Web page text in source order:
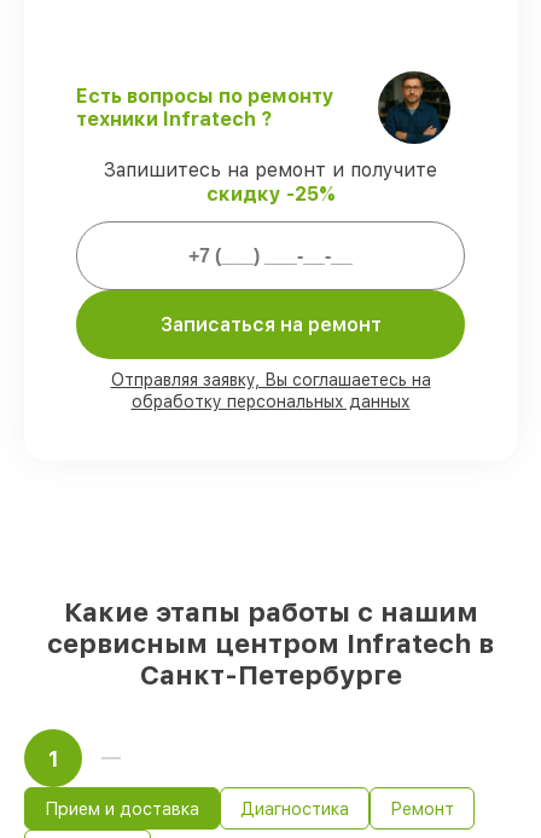
Официальная гарантия
– все работы и
запчасти защищены официальной
Мы гарантируем:
заказов выполняем в присутствии
клиента
деталей Infratech готовы к
остальные поступают оперативно
Подлинные запчасти Infratech и
Есть вопросы по ремонту
техники Infratech ?
Запишитесь на ремонт и получите
скидку -25%
Записаться на ремонт
Отправляя заявку, Вы соглашаетесь на
обработку персональных данных
Какие этапы работы с нашим
сервисным центром Infratech в
Санкт-Петербурге
1
Прием и доставка Диагностика Ремонт